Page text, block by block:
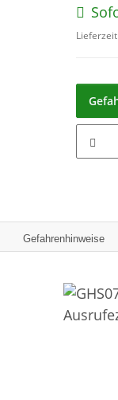
Gefahrenhinweise